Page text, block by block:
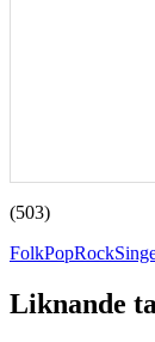
(503)
FolkPopRock
Liknande